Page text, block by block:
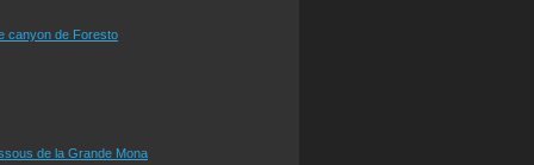
canyon de Foresto
de la Grande Mona